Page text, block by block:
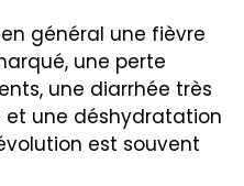
général une fièvre
une perte
une diarrhée très
une déshydratation
est souvent